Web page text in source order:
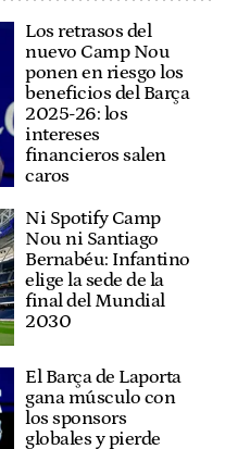
Los retrasos del
nuevo Camp Nou
ponen en riesgo los
beneficios del Barça
2025-26: los
intereses
financieros salen
caros
Ni Spotify Camp
Nou ni Santiago
Bernabéu: Infantino
elige la sede de la
final del Mundial
2030
El Barça de Laporta
gana músculo con
los sponsors
globales y pierde